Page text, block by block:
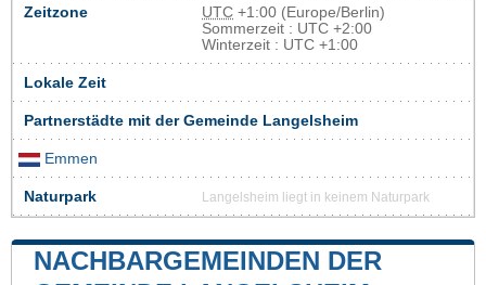
Zeitzone UTC +1:00 (Europe/Berlin)
Sommerzeit : UTC +2:00
Winterzeit : UTC +1:00
Lokale Zeit
Partnerstädte mit der Gemeinde Langelsheim
Emmen
Naturpark Langelsheim liegt in keinem Naturpark
NACHBARGEMEINDEN DER